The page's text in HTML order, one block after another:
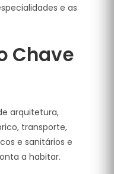
e as
Chave
arquitetura,
transporte,
e sanitários e
a habitar.